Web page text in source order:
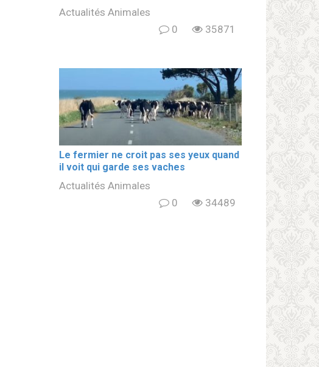
Actualités Animales
0
35871
Le fermier ne croit pas ses yeux quand
il voit qui garde ses vaches
Actualités Animales
0
34489